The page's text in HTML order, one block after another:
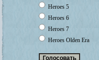
Heroes 5
Heroes 6
Heroes 7
Heroes Olden Era